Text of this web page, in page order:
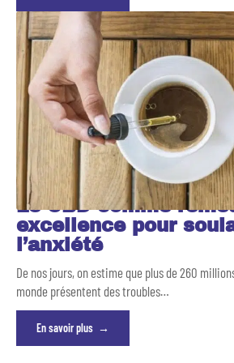
Le CBD comme
excellence pour
l’anxiété
De nos jours, on estime que plus de 260
monde présentent des troubles…
En savoir plus